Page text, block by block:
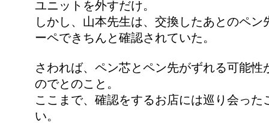
ユニットを外すだけ。
しかし、山本先生は、交換したあとのペン
ーペできちんと確認されていた。
さわれば、ペン芯とペン先がずれる可能性
のでとのこと。
ここまで、確認をするお店には巡り会った
い。